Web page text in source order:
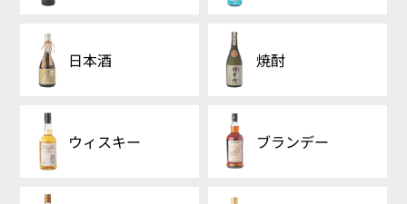
日本酒 焼酎
ウィスキー ブランデー